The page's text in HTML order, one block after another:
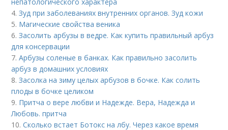
4.Зуд при заболеваниях внутренних органов. Зуд кожи
5. Магические свойства веника
6.Засолить арбузы в ведре. Как купить правильный арбуз
для консервации
7.Арбузы соленые в банках. Как правильно засолить
арбуз в домашних условиях
8.Засолка на зиму целых арбузов в бочке. Как солить
плоды в бочке целиком
9. Притча о вере любви и Надежде. Вера, Надежда и
Любовь. притча
10.Сколько встает Ботокс на лбу. Через какое время